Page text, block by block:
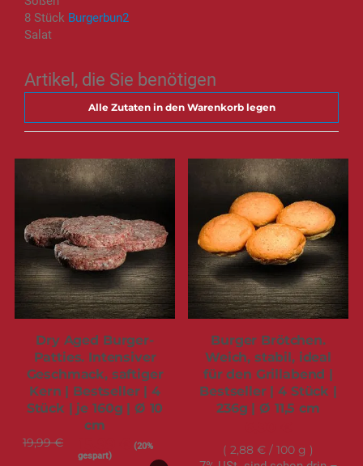
8 Stück Burgerbun2
Salat
Artikel, die Sie benötigen
Alle Zutaten in den Warenkorb legen
Dry Aged Burger-
Patties. Intensiver
Geschmack, saftiger
Kern | Bestseller | 4
Stück | je 160g | Ø 10
cm
19,99 € Sonderangebot
(20%
gespart)
Burger Brötchen.
Weich, stabil, ideal
für den Grillabend |
Bestseller | 4 Stück |
236g | Ø 11,5 cm
2,88 € / 100 g